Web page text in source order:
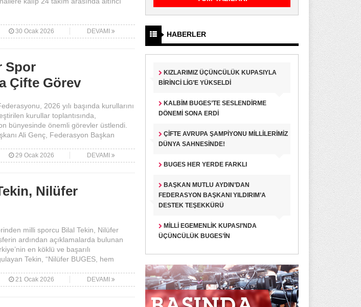
30 Ocak 2026 DEVAMI
Spor
Çifte Görev
2026 yılı başında kurullarını
kurullar toplantısında,
bünyesinde önemli görevler üstlendi.
Ali Genç, Federasyon Başkan
29 Ocak 2026 DEVAMI
Nilüfer
milli sporcu Bilal Tekin, Nilüfer
ardından açıklamalarda bulunan
en köklü ve başarılı
Tekin, “Nilüfer BUGES, hem
21 Ocak 2026 DEVAMI
HABERLER
KIZLARIMIZ ÜÇÜNCÜLÜK KUPASIYLA
BIRINCI LIG’E YÜKSELDI
KALBIM BUGES’TE SESLENDIRME
DÖNEMI SONA ERDI
ÇIFTE AVRUPA ŞAMPIYONU MILLILERIMIZ
DÜNYA SAHNESINDE!
BUGES HER YERDE FARKLI
BAŞKAN MUTLU AYDIN’DAN
FEDERASYON BAŞKANI YILDIRIM’A
DESTEK TEŞEKKÜRÜ
MILLI EGEMENLIK KUPASI’NDA
ÜÇÜNCÜLÜK BUGES’IN